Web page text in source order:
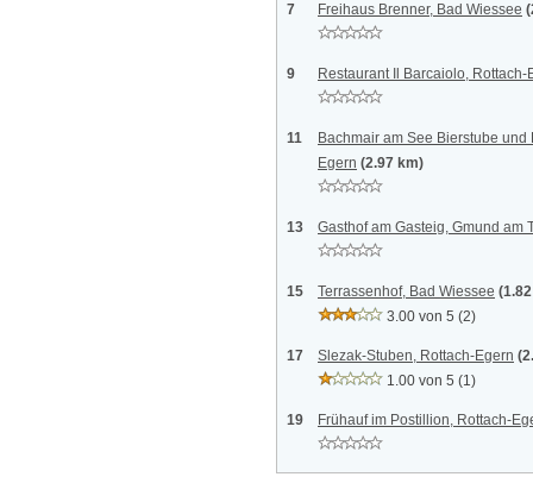
7 Freihaus Brenner, Bad Wiessee
9 Restaurant Il Barcaiolo, Rottach-
11
Bachmair am See Bierstube
Egern (2.97 km)
13 Gasthof am Gasteig, Gmund am
15 Terrassenhof, Bad Wiessee
3.00 von 5 (2)
17 Slezak-Stuben, Rottach-Egern
1.00 von 5 (1)
19 Frühauf im Postillion, Rottach-